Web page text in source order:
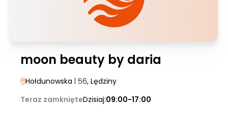
moon beauty by daria
Hołdunowska | 56, Lędziny
Teraz zamknięteDzisiaj:09:00-17:00